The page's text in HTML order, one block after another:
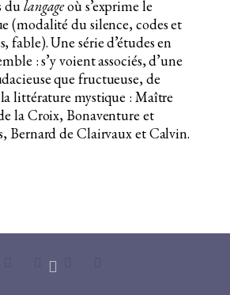
dulangageoù s’exprime le
(modalité du silence, codes et
fable). Une série d’études en
: s’y voient associés, d’une
que fructueuse, de
littérature mystique : Maître
la Croix, Bonaventure et
Bernard de Clairvaux et Calvin.